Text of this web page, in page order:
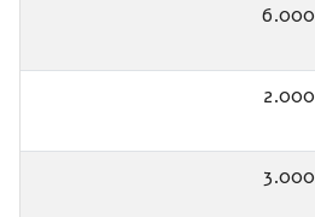
6.000
2.000
3.000